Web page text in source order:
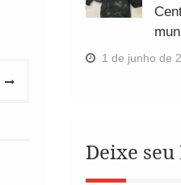
1 de junho de
Deixe seu